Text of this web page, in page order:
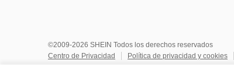
©2009-2026 SHEIN Todos los derechos reservados
Centro de Privacidad
Política de privacidad y cookies